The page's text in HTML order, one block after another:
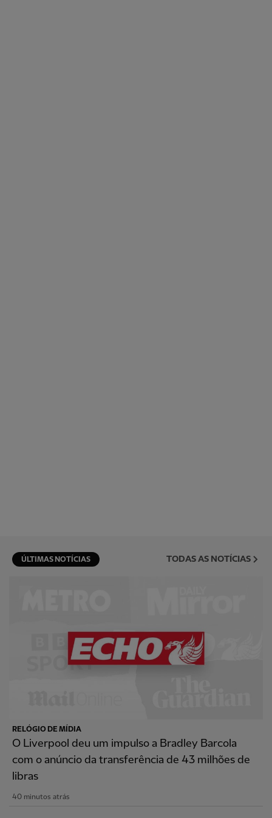
ÚLTIMAS NOTÍCIAS TODAS AS NOTÍCIAS
RELÓGIO DE MÍDIA
O Liverpool deu um impulso a Bradley Barcola
com o anúncio da transferência de 43 milhões de
libras
40 minutos atrás